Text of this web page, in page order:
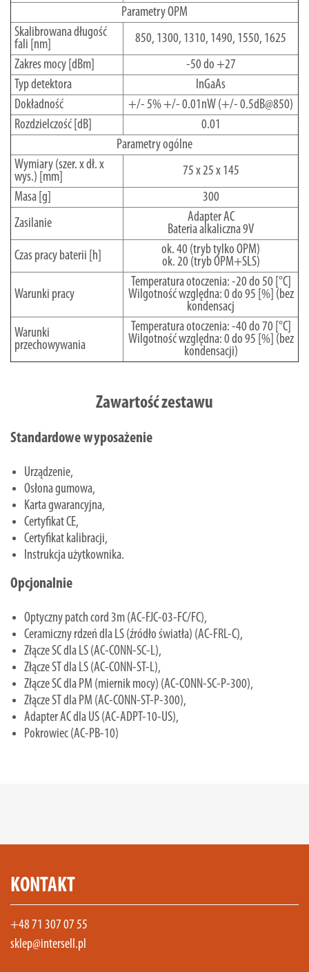
Parametry OPM
Skalibrowana długość
fali [nm]
850, 1300, 1310, 1490, 1550, 1625
Zakres mocy [dBm]
-50 do +27
Typ detektora
InGaAs
Dokładność
+/- 5% +/- 0.01nW (+/- 0.5dB@850)
Rozdzielczość [dB]
0.01
Parametry ogólne
Wymiary (szer. x dł. x
wys.) [mm]
75 x 25 x 145
Masa [g]
300
Zasilanie
Adapter AC
Bateria alkaliczna 9V
Czas pracy baterii [h]
ok. 40 (tryb tylko OPM)
ok. 20 (tryb OPM+SLS)
Warunki pracy
Temperatura otoczenia: -20 do 50 [°C]
Wilgotność względna: 0 do 95 [%] (bez
kondensacj
Warunki
przechowywania
Temperatura otoczenia: -40 do 70 [°C]
Wilgotność względna: 0 do 95 [%] (bez
kondensacji)
Zawartość zestawu
Standardowe wyposażenie
Urządzenie,
Osłona gumowa,
Karta gwarancyjna,
Certyfikat CE,
Certyfikat kalibracji,
Instrukcja użytkownika.
Opcjonalnie
Optyczny patch cord 3m (AC-FJC-03-FC/FC),
Ceramiczny rdzeń dla LS (źródło światła) (AC-FRL-C),
Złącze SC dla LS (AC-CONN-SC-L),
Złącze ST dla LS (AC-CONN-ST-L),
Złącze SC dla PM (miernik mocy) (AC-CONN-SC-P-300),
Złącze ST dla PM (AC-CONN-ST-P-300),
Adapter AC dla US (AC-ADPT-10-US),
Pokrowiec (AC-PB-10)
KONTAKT
+48 71 307 07 55
sklep@intersell.pl